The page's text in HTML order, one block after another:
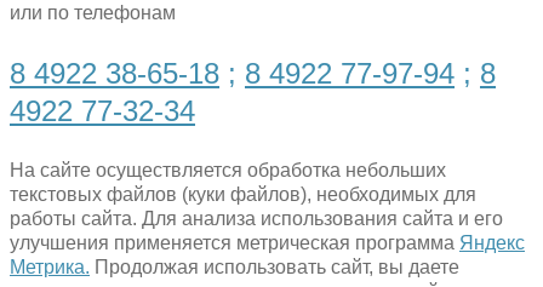
или по телефонам
8 4922 38-65-18 ; 8 4922 77-97-94 ; 8
4922 77-32-34
На сайте осуществляется обработка небольших
текстовых файлов (куки файлов), необходимых для
работы сайта. Для анализа использования сайта и его
улучшения применяется метрическая программа Яндекс
Метрика. Продолжая использовать сайт, вы даете